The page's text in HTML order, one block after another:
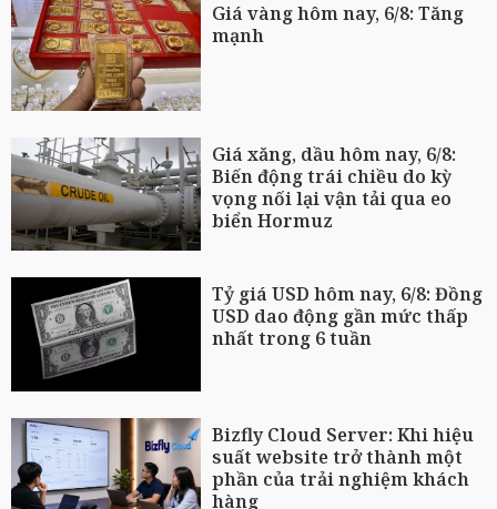
Giá vàng hôm nay, 6/8: Tăng
mạnh
Giá xăng, dầu hôm nay, 6/8:
Biến động trái chiều do kỳ
vọng nối lại vận tải qua eo
biển Hormuz
Tỷ giá USD hôm nay, 6/8: Đồng
USD dao động gần mức thấp
nhất trong 6 tuần
Bizfly Cloud Server: Khi hiệu
suất website trở thành một
phần của trải nghiệm khách
hàng